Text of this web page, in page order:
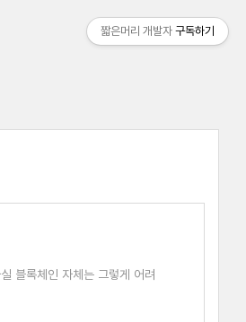
블록체인 자체는 그렇게 어려
짧은머리 개발자 구독하기